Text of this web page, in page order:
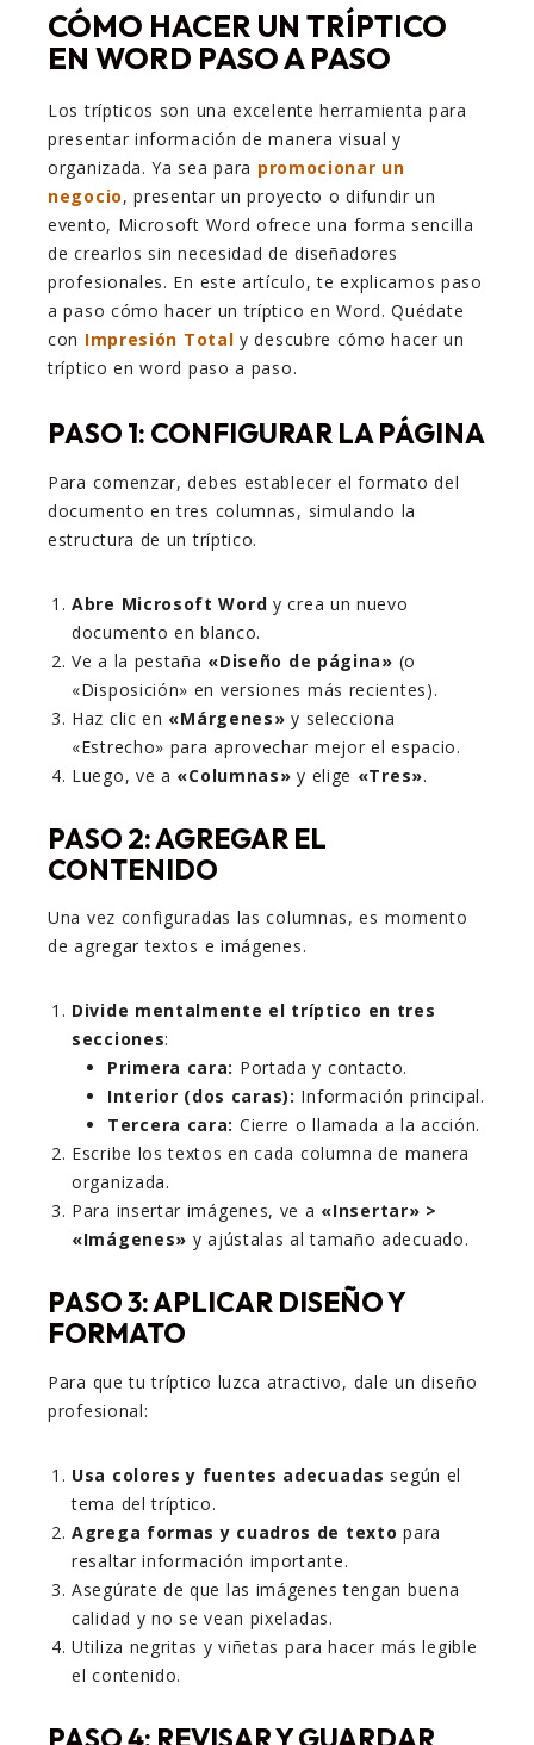
CÓMO HACER UN TRÍPTICO
EN WORD PASO A PASO
Los trípticos son una excelente herramienta para
presentar información de manera visual y
organizada. Ya sea para promocionar un
negocio, presentar un proyecto o difundir un
evento, Microsoft Word ofrece una forma sencilla
de crearlos sin necesidad de diseñadores
profesionales. En este artículo, te explicamos paso
a paso cómo hacer un tríptico en Word. Quédate
con Impresión Total y descubre cómo hacer un
tríptico en word paso a paso.
PASO 1: CONFIGURAR LA PÁGINA
Para comenzar, debes establecer el formato del
documento en tres columnas, simulando la
estructura de un tríptico.
Abre Microsoft Word y crea un nuevo
documento en blanco.
Ve a la pestaña «Diseño de página» (o
«Disposición» en versiones más recientes).
Haz clic en «Márgenes» y selecciona
«Estrecho» para aprovechar mejor el espacio.
Luego, ve a «Columnas» y elige «Tres».
PASO 2: AGREGAR EL
CONTENIDO
Una vez configuradas las columnas, es momento
de agregar textos e imágenes.
Divide mentalmente el tríptico en tres
secciones:
Primera cara: Portada y contacto.
Interior (dos caras): Información principal.
Tercera cara: Cierre o llamada a la acción.
Escribe los textos en cada columna de manera
organizada.
Para insertar imágenes, ve a «Insertar» >
«Imágenes» y ajústalas al tamaño adecuado.
PASO 3: APLICAR DISEÑO Y
FORMATO
Para que tu tríptico luzca atractivo, dale un diseño
profesional:
Usa colores y fuentes adecuadas según el
tema del tríptico.
Agrega formas y cuadros de texto para
resaltar información importante.
Asegúrate de que las imágenes tengan buena
calidad y no se vean pixeladas.
Utiliza negritas y viñetas para hacer más legible
el contenido.